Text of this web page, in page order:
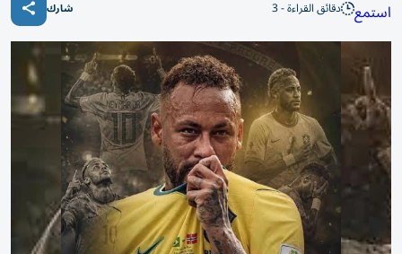
استمع دقائق القراءة - 3 شارك